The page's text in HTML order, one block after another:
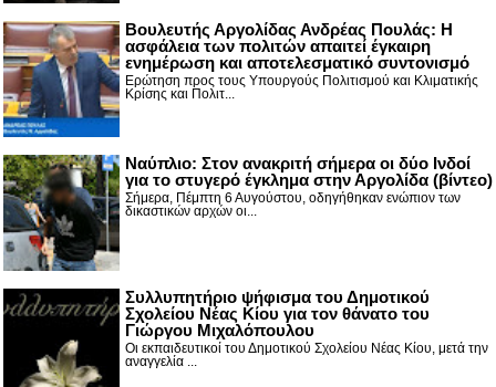
Βουλευτής Αργολίδας Ανδρέας Πουλάς: Η
ασφάλεια των πολιτών απαιτεί έγκαιρη
ενημέρωση και αποτελεσματικό συντονισμό
Ερώτηση προς τους Υπουργούς Πολιτισμού και Κλιματικής
Κρίσης και Πολιτ...
Nαύπλιο: Στον ανακριτή σήμερα οι δύο Ινδοί
για το στυγερό έγκλημα στην Αργολίδα (βίντεο)
Σήμερα, Πέμπτη 6 Αυγούστου, οδηγήθηκαν ενώπιον των
δικαστικών αρχών οι...
Συλλυπητήριο ψήφισμα του Δημοτικού
Σχολείου Νέας Κίου για τον θάνατο του
Γιώργου Μιχαλόπουλου
Οι εκπαιδευτικοί του Δημοτικού Σχολείου Νέας Κίου, μετά την
αναγγελία ...